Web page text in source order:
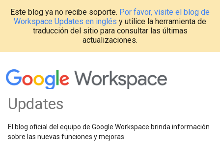
Este blog ya no recibe soporte. Por favor, visite el blog de
Workspace Updates en inglés y utilice la herramienta de
traducción del sitio para consultar las últimas
actualizaciones.
Updates
El blog oficial del equipo de Google Workspace brinda información
sobre las nuevas funciones y mejoras